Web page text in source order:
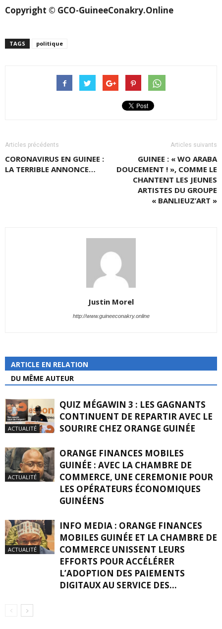
Copyright © GCO-GuineeConakry.Online
TAGS politique
Articles précédents
CORONAVIRUS EN GUINEE :
LA TERRIBLE ANNONCE…
Articles suivants
GUINEE : « WO ARABA
DOUCEMENT ! », COMME LE
CHANTENT LES JEUNES
ARTISTES DU GROUPE
« BANLIEUZ’ART »
Justin Morel
http://www.guineeconakry.online
ARTICLE EN RELATION
DU MÊME AUTEUR
ACTUALITÉ
QUIZ MÉGAWIN 3 : LES GAGNANTS
CONTINUENT DE REPARTIR AVEC LE
SOURIRE CHEZ ORANGE GUINÉE
ACTUALITÉ
ORANGE FINANCES MOBILES
GUINÉE : AVEC LA CHAMBRE DE
COMMERCE, UNE CEREMONIE POUR
LES OPÉRATEURS ÉCONOMIQUES
GUINÉENS
ACTUALITÉ
INFO MEDIA : ORANGE FINANCES
MOBILES GUINÉE ET LA CHAMBRE DE
COMMERCE UNISSENT LEURS
EFFORTS POUR ACCÉLÉRER
L’ADOPTION DES PAIEMENTS
DIGITAUX AU SERVICE DES...